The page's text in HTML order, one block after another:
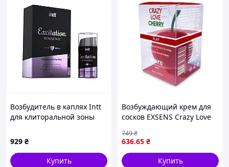
Возбудитель в каплях Intt
для клиторальной зоны
929 ₴
Купить
Возбуждающий крем для
сосков EXSENS Crazy Love
маслом Ши, съедобный
(анонимно)
636.65 ₴
749₴
Купить